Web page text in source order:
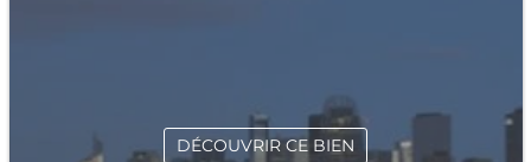
DÉCOUVRIR CE BIEN